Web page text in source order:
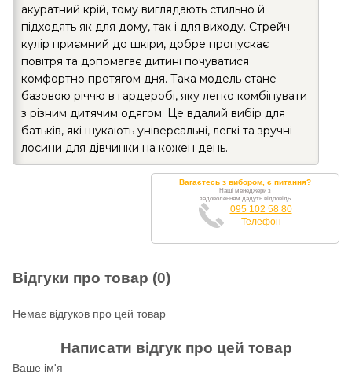
акуратний крій, тому виглядають стильно й
підходять як для дому, так і для виходу. Стрейч
кулір приємний до шкіри, добре пропускає
повітря та допомагає дитині почуватися
комфортно протягом дня. Така модель стане
базовою річчю в гардеробі, яку легко комбінувати
з різним дитячим одягом. Це вдалий вибір для
батьків, які шукають універсальні, легкі та зручні
лосини для дівчинки на кожен день.
Вагаєтесь з вибором, є питання?
Наші менеджери з
задоволенням дадуть відповідь
095 102 58 80
Телефон
Відгуки про товар (0)
Немає відгуков про цей товар
Написати відгук про цей товар
Ваше ім'я